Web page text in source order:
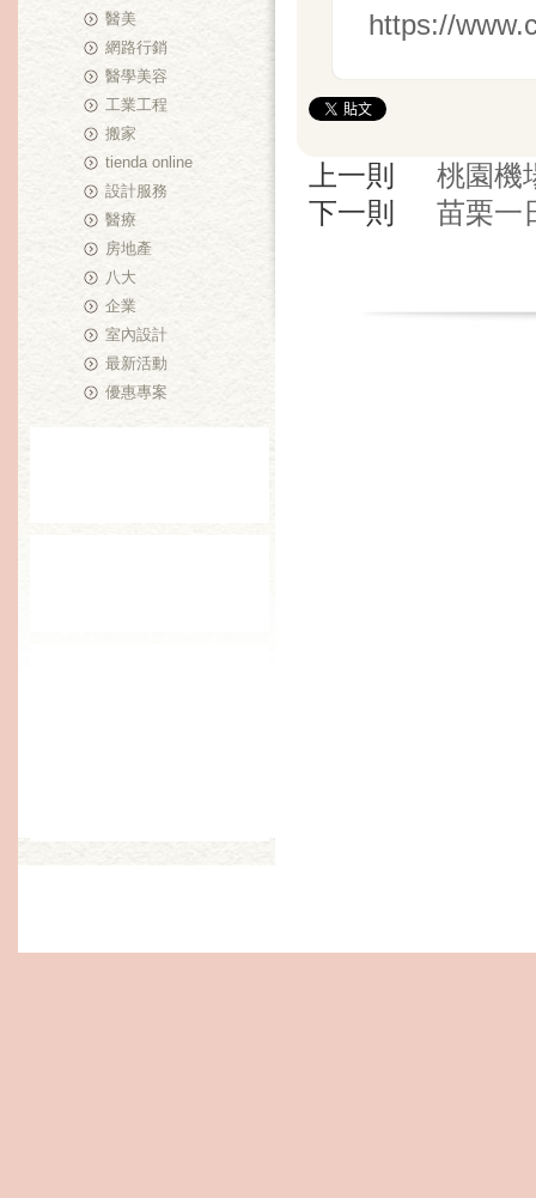
醫美
網路行銷
醫學美容
工業工程
搬家
tienda online
設計服務
醫療
房地產
八大
企業
室內設計
最新活動
優惠專案
https://
上一則
桃園機
下一則
苗栗一